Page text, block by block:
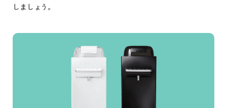
しましょう。